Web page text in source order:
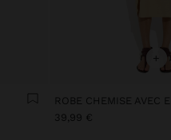
+
39,99 €